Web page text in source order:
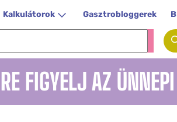
Kalkulátorok Gasztrobloggerek
FIGYELJ AZ